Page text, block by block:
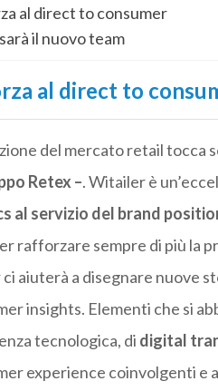
al direct to consumer
il nuovo team
al direct to
del mercato retail tocca
Retex –. Witailer è
al servizio del brand
rafforzare sempre di più la
aiuterà a disegnare nuove
insights. Elementi che si
tecnologica, di digital
experience coinvolgenti e